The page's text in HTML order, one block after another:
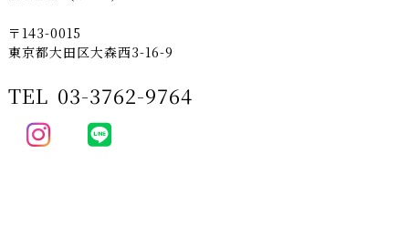
〒143-0015
東京都大田区大森西3-16-9
TEL 03-3762-9764